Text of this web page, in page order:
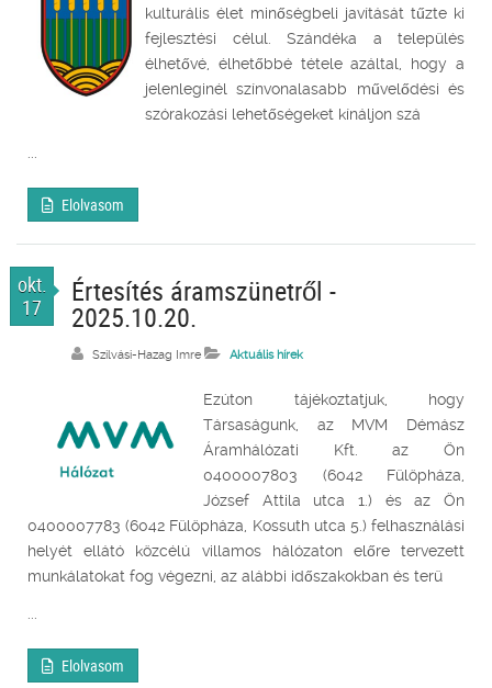
kulturális élet minőségbeli javítását tűzte ki
fejlesztési célul. Szándéka a település
élhetővé, élhetőbbé tétele azáltal, hogy a
jelenleginél színvonalasabb művelődési és
szórakozási lehetőségeket kínáljon szá
Elolvasom
okt.
17
Értesítés áramszünetről -
2025.10.20.
Szilvási-Hazag Imre Aktuális hírek
Ezúton tájékoztatjuk, hogy
Társaságunk, az MVM Démász
Áramhálózati Kft. az Ön
0400007803 (6042 Fülöpháza,
József Attila utca 1.) és az Ön
0400007783 (6042 Fülöpháza, Kossuth utca 5.) felhasználási
helyét ellátó közcélú villamos hálózaton előre tervezett
munkálatokat fog végezni, az alábbi időszakokban és terü
...
Elolvasom